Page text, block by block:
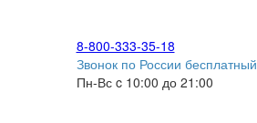
8-800-333-35-18
Звонок по России бесплатный
Пн-Вс c 10:00 до 21:00